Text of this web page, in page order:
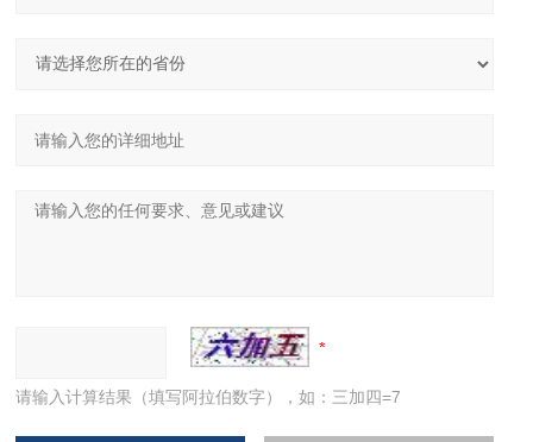
请输入计算结果（填写阿拉伯数字），如：三加四=7